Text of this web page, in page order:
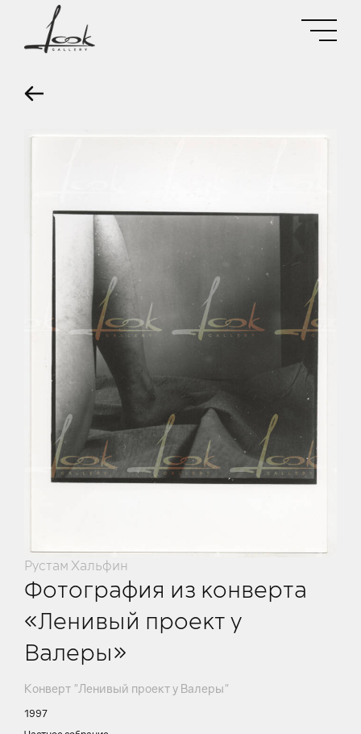
Рустам Хальфин
Фотография из конверта
«Ленивый проект у
Валеры»
Конверт "Ленивый проект у Валеры"
1997